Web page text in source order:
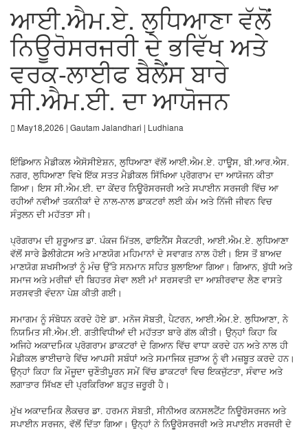
ਆਈ.ਐਮ.ਏ. ਲੁਧਿਆਣਾ ਵੱਲੋਂ
ਨਿਊਰੋਸਰਜਰੀ ਦੇ ਭਵਿੱਖ ਅਤੇ
ਵਰਕ-ਲਾਈਫ ਬੈਲੈਂਸ ਬਾਰੇ
ਸੀ.ਐਮ.ਈ. ਦਾ ਆਯੋਜਨ
May18,2026 | Gautam Jalandhari | Ludhiana
ਇੰਡਿਆਨ ਮੈਡੀਕਲ ਐਸੋਸੀਏਸ਼ਨ, ਲੁਧਿਆਣਾ ਵੱਲੋਂ ਆਈ.ਐਮ.ਏ. ਹਾਊਸ, ਬੀ.ਆਰ.ਐਸ.
ਨਗਰ, ਲੁਧਿਆਣਾ ਵਿਖੇ ਇੱਕ ਸਤਤ ਮੈਡੀਕਲ ਸਿੱਖਿਆ ਪ੍ਰੋਗਰਾਮ ਦਾ ਆਯੋਜਨ ਕੀਤਾ
ਗਿਆ। ਇਸ ਸੀ.ਐਮ.ਈ. ਦਾ ਕੇਂਦਰ ਨਿਊਰੋਸਰਜਰੀ ਅਤੇ ਸਪਾਈਨ ਸਰਜਰੀ ਵਿੱਚ ਆ
ਰਹੀਆਂ ਨਵੀਆਂ ਤਕਨੀਕਾਂ ਦੇ ਨਾਲ-ਨਾਲ ਡਾਕਟਰਾਂ ਲਈ ਕੰਮ ਅਤੇ ਨਿੱਜੀ ਜੀਵਨ ਵਿਚ
ਸੰਤੁਲਨ ਦੀ ਮਹੱਤਤਾ ਸੀ।
ਪ੍ਰੋਗਰਾਮ ਦੀ ਸ਼ੁਰੂਆਤ ਡਾ. ਪੰਕਜ ਮਿੱਤਲ, ਫਾਇਨੈਂਸ ਸੈਕਟਰੀ, ਆਈ.ਐਮ.ਏ. ਲੁਧਿਆਣਾ
ਵੱਲੋਂ ਸਾਰੇ ਡੈਲੀਗੇਟਸ ਅਤੇ ਮਾਣਯੋਗ ਮਹਿਮਾਨਾਂ ਦੇ ਸਵਾਗਤ ਨਾਲ ਹੋਈ। ਇਸ ਤੋਂ ਬਾਅਦ
ਮਾਣਯੋਗ ਸ਼ਖਸੀਅਤਾਂ ਨੂੰ ਮੰਚ ਉੱਤੇ ਸਨਮਾਨ ਸਹਿਤ ਬੁਲਾਇਆ ਗਿਆ। ਗਿਆਨ, ਬੁੱਧੀ ਅਤੇ
ਸਮਾਜ ਅਤੇ ਮਰੀਜ਼ਾਂ ਦੀ ਬਿਹਤਰ ਸੇਵਾ ਲਈ ਮਾਂ ਸਰਸਵਤੀ ਦਾ ਆਸ਼ੀਰਵਾਦ ਲੈਣ ਵਾਸਤੇ
ਸਰਸਵਤੀ ਵੰਦਨਾ ਪੇਸ਼ ਕੀਤੀ ਗਈ।
ਸਮਾਗਮ ਨੂੰ ਸੰਬੋਧਨ ਕਰਦੇ ਹੋਏ ਡਾ. ਮਨੋਜ ਸੋਬਤੀ, ਪੈਟਰਨ, ਆਈ.ਐਮ.ਏ. ਲੁਧਿਆਣਾ, ਨੇ
ਨਿਯਮਿਤ ਸੀ.ਐਮ.ਈ. ਗਤੀਵਿਧੀਆਂ ਦੀ ਮਹੱਤਤਾ ਬਾਰੇ ਗੱਲ ਕੀਤੀ। ਉਨ੍ਹਾਂ ਕਿਹਾ ਕਿ
ਅਜਿਹੇ ਅਕਾਦਮਿਕ ਪ੍ਰੋਗਰਾਮ ਡਾਕਟਰਾਂ ਦੇ ਗਿਆਨ ਵਿੱਚ ਵਾਧਾ ਕਰਦੇ ਹਨ ਅਤੇ ਨਾਲ ਹੀ
ਮੈਡੀਕਲ ਭਾਈਚਾਰੇ ਵਿੱਚ ਆਪਸੀ ਸਬੰਧਾਂ ਅਤੇ ਸਮਾਜਿਕ ਜੁੜਾਅ ਨੂੰ ਵੀ ਮਜ਼ਬੂਤ ਕਰਦੇ ਹਨ।
ਉਨ੍ਹਾਂ ਕਿਹਾ ਕਿ ਮੌਜੂਦਾ ਚੁਣੌਤੀਪੂਰਨ ਸਮੇਂ ਵਿੱਚ ਡਾਕਟਰਾਂ ਵਿਚ ਇਕਜੁੱਟਤਾ, ਸੰਵਾਦ ਅਤੇ
ਲਗਾਤਾਰ ਸਿੱਖਣ ਦੀ ਪ੍ਰਕਿਰਿਆ ਬਹੁਤ ਜ਼ਰੂਰੀ ਹੈ।
ਮੁੱਖ ਅਕਾਦਮਿਕ ਲੈਕਚਰ ਡਾ. ਹਰਮਨ ਸੋਬਤੀ, ਸੀਨੀਅਰ ਕਨਸਲਟੈਂਟ ਨਿਊਰੋਸਰਜਨ ਅਤੇ
ਸਪਾਈਨ ਸਰਜਨ, ਵੱਲੋਂ ਦਿੱਤਾ ਗਿਆ। ਉਨ੍ਹਾਂ ਨੇ ਨਿਊਰੋਸਰਜਰੀ ਅਤੇ ਸਪਾਈਨ ਸਰਜਰੀ ਦੇ